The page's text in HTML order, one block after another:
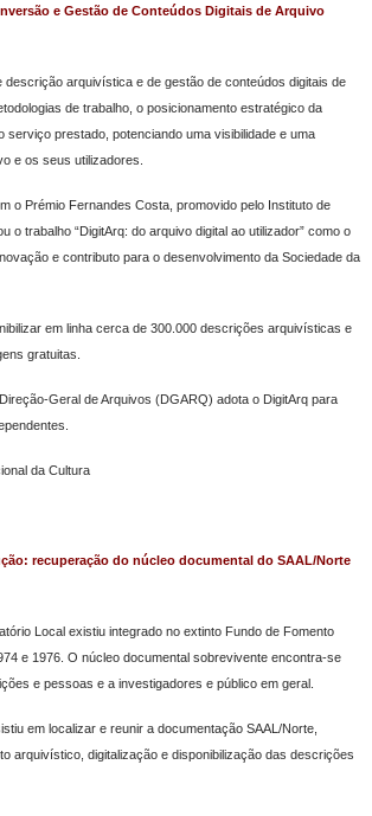
e Gestão de Conteúdos Digitais de Arquivo
descrição arquivística e de gestão de conteúdos digitais de
de trabalho, o posicionamento estratégico da
serviço prestado, potenciando uma visibilidade e uma
e os seus utilizadores.
o Prémio Fernandes Costa, promovido pelo Instituto de
o trabalho “DigitArq: do arquivo digital ao utilizador” como o
e contributo para o desenvolvimento da Sociedade da
em linha cerca de 300.000 descrições arquivísticas e
gratuitas.
Geral de Arquivos (DGARQ) adota o DigitArq para
da Cultura
recuperação do núcleo documental do SAAL/Norte
Local existiu integrado no extinto Fundo de Fomento
e 1976. O núcleo documental sobrevivente encontra-se
e pessoas e a investigadores e público em geral.
em localizar e reunir a documentação SAAL/Norte,
arquivístico, digitalização e disponibilização das descrições